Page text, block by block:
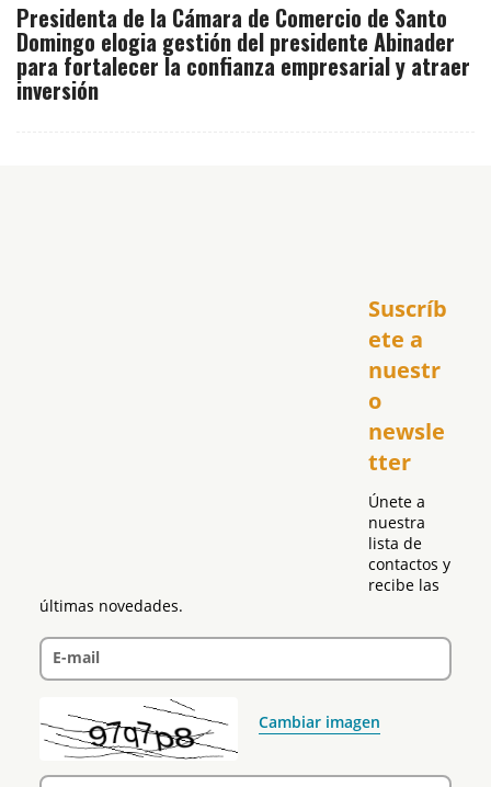
Presidenta de la Cámara de Comercio de Santo
Domingo elogia gestión del presidente Abinader
para fortalecer la confianza empresarial y atraer
inversión
Suscríb
ete a
nuestr
o
newsle
tter
Únete a
nuestra
lista de
contactos y
recibe las
últimas novedades.
E-mail
Cambiar imagen